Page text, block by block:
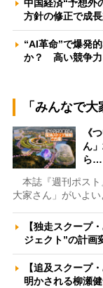
中国経済“予想
方針の修正で成
“AI革命”で爆発
か？ 高い競争
「みんなで
《
ん
ら…
本誌『週刊ポスト
大家さん」がいよ
【独走スクープ
ジェクト”の計
【追及スクープ
明かされる柳瀬